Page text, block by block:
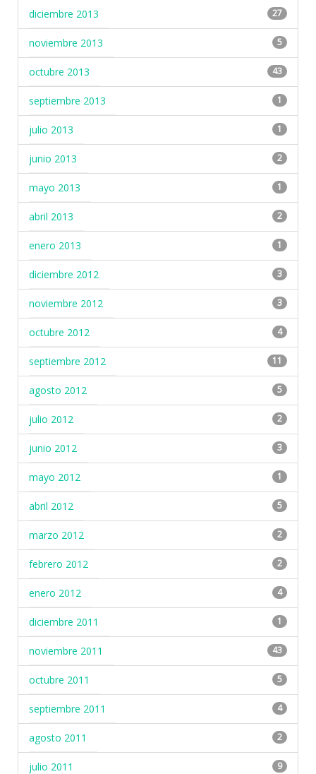
diciembre 2013 27
noviembre 2013 5
octubre 2013 43
septiembre 2013 1
julio 2013 1
junio 2013 2
mayo 2013 1
abril 2013 2
enero 2013 1
diciembre 2012 3
noviembre 2012 3
octubre 2012 4
septiembre 2012 11
agosto 2012 5
julio 2012 2
junio 2012 3
mayo 2012 1
abril 2012 5
marzo 2012 2
febrero 2012 2
enero 2012 4
diciembre 2011 1
noviembre 2011 43
octubre 2011 5
septiembre 2011 4
agosto 2011 2
julio 2011 9